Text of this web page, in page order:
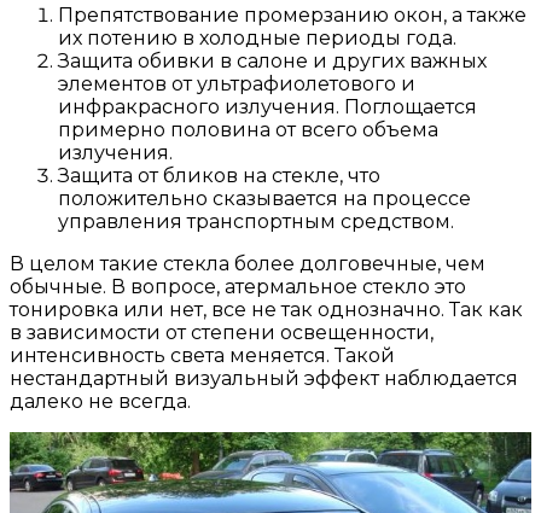
Препятствование промерзанию окон, а также
их потению в холодные периоды года.
Защита обивки в салоне и других важных
элементов от ультрафиолетового и
инфракрасного излучения. Поглощается
примерно половина от всего объема
излучения.
Защита от бликов на стекле, что
положительно сказывается на процессе
управления транспортным средством.
В целом такие стекла более долговечные, чем
обычные. В вопросе, атермальное стекло это
тонировка или нет, все не так однозначно. Так как
в зависимости от степени освещенности,
интенсивность света меняется. Такой
нестандартный визуальный эффект наблюдается
далеко не всегда.